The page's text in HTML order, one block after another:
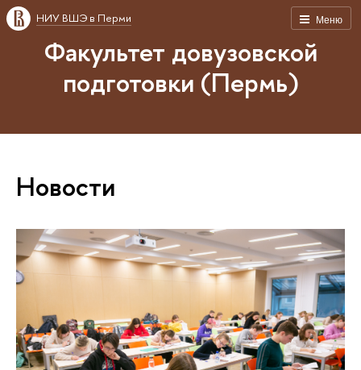
Меню
НИУ ВШЭ в Перми
Факультет довузовской
подготовки (Пермь)
Новости